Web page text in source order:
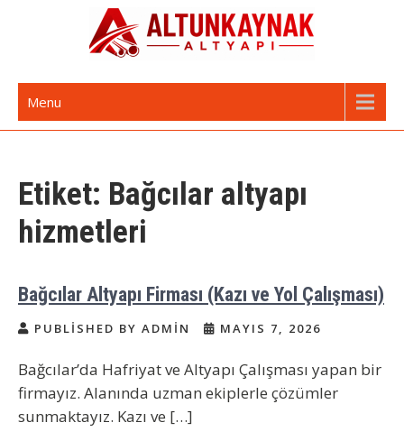
Altunkaynak Altyapı | Avrupa Yakası
Altyapı Firması
Menu
Etiket: Bağcılar altyapı
hizmetleri
Bağcılar Altyapı Firması (Kazı ve Yol Çalışması)
PUBLISHED BY ADMIN MAYIS 7, 2026
Bağcılar’da Hafriyat ve Altyapı Çalışması yapan bir
firmayız. Alanında uzman ekiplerle çözümler
sunmaktayız. Kazı ve […]